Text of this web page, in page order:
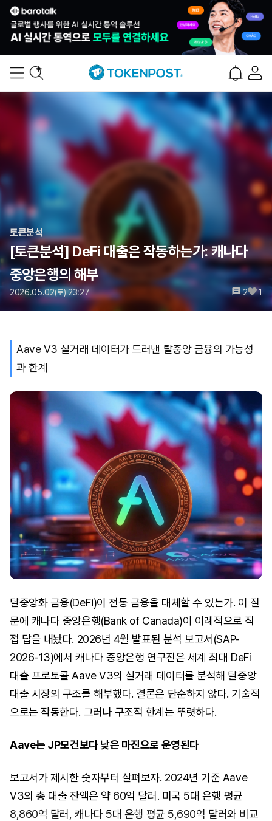
토큰분석
[토큰분석] DeFi 대출은 작동하는가: 캐나다
중앙은행의 해부
2026.05.02(토) 23:27 2 1
Aave V3 실거래 데이터가 드러낸 탈중앙 금융의 가능성
과 한계
탈중앙화 금융(DeFi)이 전통 금융을 대체할 수 있는가. 이 질
문에 캐나다 중앙은행(Bank of Canada)이 이례적으로 직
접 답을 내놨다. 2026년 4월 발표된 분석 보고서(SAP-
2026-13)에서 캐나다 중앙은행 연구진은 세계 최대 DeFi
대출 프로토콜 Aave V3의 실거래 데이터를 분석해 탈중앙
대출 시장의 구조를 해부했다. 결론은 단순하지 않다. 기술적
으로는 작동한다. 그러나 구조적 한계는 뚜렷하다.
Aave는 JP모건보다 낮은 마진으로 운영된다
보고서가 제시한 숫자부터 살펴보자. 2024년 기준 Aave
V3의 총 대출 잔액은 약 60억 달러. 미국 5대 은행 평균
8,860억 달러, 캐나다 5대 은행 평균 5,690억 달러와 비교